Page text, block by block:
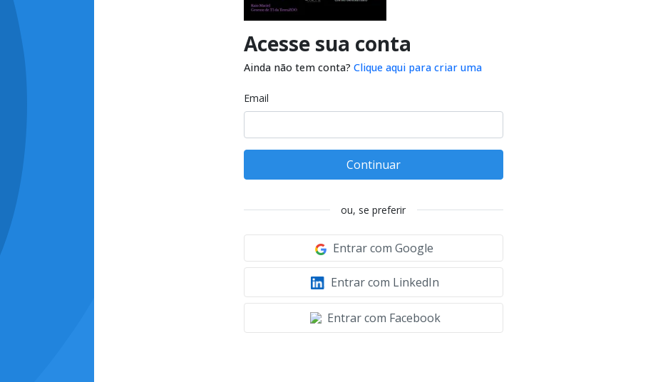
Acesse sua conta
Ainda não tem conta? Clique aqui para criar uma
Email
Continuar
ou, se preferir
Entrar com Google
Entrar com LinkedIn
Entrar com Facebook